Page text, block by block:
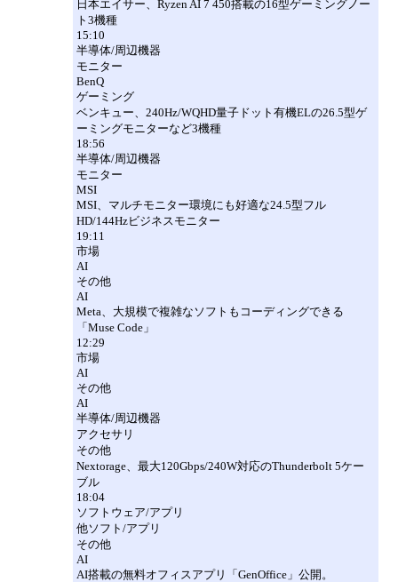
日本エイサー、Ryzen AI 7 450搭載の16型ゲーミングノー
ト3機種
15:10
半導体/周辺機器
モニター
BenQ
ゲーミング
ベンキュー、240Hz/WQHD量子ドット有機ELの26.5型ゲ
ーミングモニターなど3機種
18:56
半導体/周辺機器
モニター
MSI
MSI、マルチモニター環境にも好適な24.5型フル
HD/144Hzビジネスモニター
19:11
市場
AI
その他
AI
Meta、大規模で複雑なソフトもコーディングできる
「Muse Code」
12:29
市場
AI
その他
AI
半導体/周辺機器
アクセサリ
その他
Nextorage、最大120Gbps/240W対応のThunderbolt 5ケー
ブル
18:04
ソフトウェア/アプリ
他ソフト/アプリ
その他
AI
AI搭載の無料オフィスアプリ「GenOffice」公開。